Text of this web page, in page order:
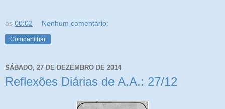
às 00:02 Nenhum comentário:
Compartilhar
SÁBADO, 27 DE DEZEMBRO DE 2014
Reflexões Diárias de A.A.: 27/12